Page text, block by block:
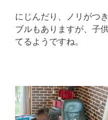
にじんだり、ノリがつ
ブルもありますが、子
てるようですね。